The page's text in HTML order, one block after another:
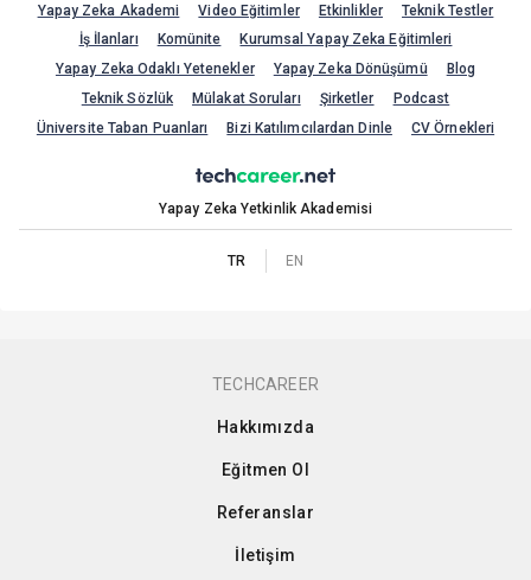
Yapay Zeka Akademi
Video Eğitimler Etkinlikler
Teknik Testler
İş İlanları
Komünite
Kurumsal Yapay Zeka Eğitimleri
Yapay Zeka Odaklı Yetenekler
Yapay Zeka Dönüşümü
Blog
Teknik Sözlük
Mülakat Soruları Şirketler
Podcast
Üniversite Taban Puanları
Bizi Katılımcılardan Dinle CV Örnekleri
Yapay Zeka Yetkinlik Akademisi
TR EN
TECHCAREER
Hakkımızda
Eğitmen Ol
Referanslar
İletişim